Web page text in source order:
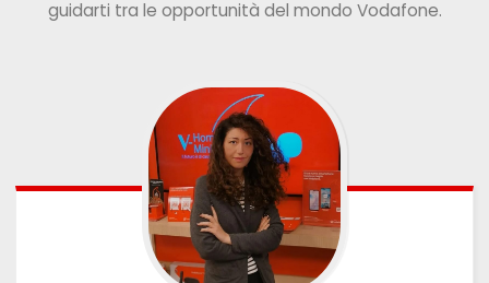
guidarti tra le opportunità del mondo Vodafone.